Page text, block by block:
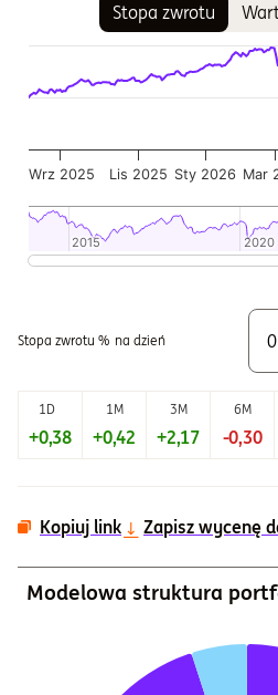
Stopa zwrotu
Wykres kombinowany z 2
Wykres pokazuje historię
Wykres ma 2 osi Y
Sty 2026
Wrz 2025 Lis 2025 Mar
2015
2015 2020
2020
Stopa zwrotu % na dzień
1D 1M 3M 6M
+0,38 +0,42 +2,17 -0,30
Kopiuj link Zapisz wycenę
Modelowa struktura